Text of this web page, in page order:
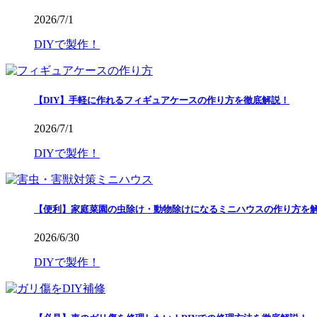
2026/7/1
DIYで製作！
【DIY】手軽に作れるフィギュアケースの作り方を徹底解説！
2026/7/1
DIYで製作！
【便利】家庭菜園の虫除け・動物除けになるミニハウスの作り方を
2026/6/30
DIYで製作！